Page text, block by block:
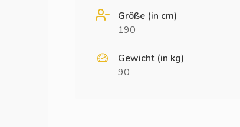
Größe (in cm)
190
Gewicht (in kg)
90